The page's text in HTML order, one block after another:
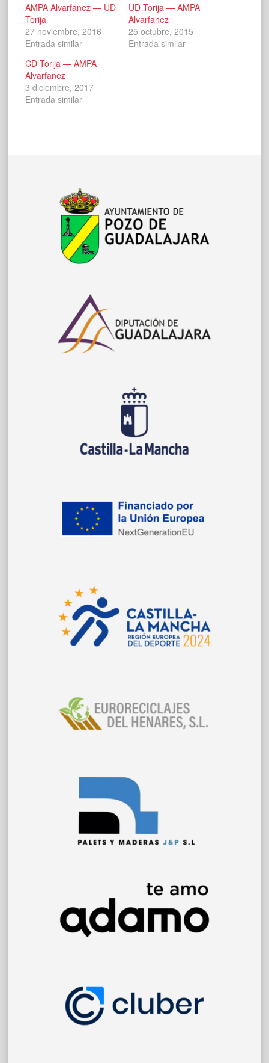
AMPA Alvarfanez — UD
Torija
27 noviembre, 2016
Entrada similar
UD Torija — AMPA
Alvarfanez
25 octubre, 2015
Entrada similar
CD Torija — AMPA
Alvarfanez
3 diciembre, 2017
Entrada similar